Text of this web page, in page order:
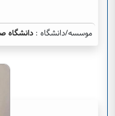
موسسه/دانشگاه : دانشگاه